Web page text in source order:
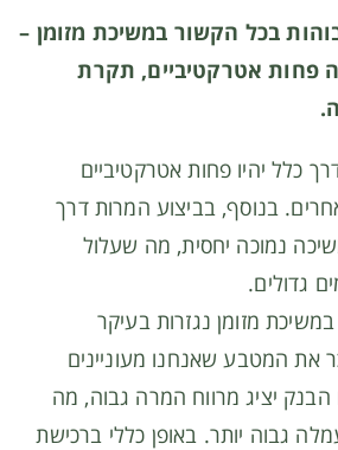
בכל הקשור במשיכת מזומן –
פחות אטרקטיביים, תקרת
כלל יהיו פחות אטרקטיביים
בנוסף, בביצוע המרות דרך
נמוכה יחסית, מה שעלול
גדולים.
מזומן נגזרות בעיקר
את המטבע שאנחנו מעוניינים
יציג מרווח המרה גבוה, מה
גבוה יותר. באופן כללי ברכישת